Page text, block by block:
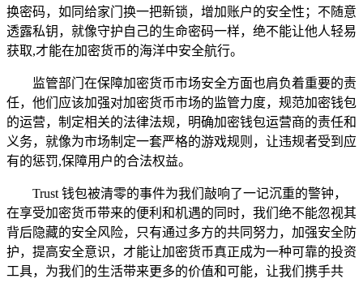
换密码，如同给家门换一把新锁，增加账户的安全性；不随意
透露私钥，就像守护自己的生命密码一样，绝不能让他人轻易
获取,才能在加密货币的海洋中安全航行。
监管部门在保障加密货币市场安全方面也肩负着重要的责
任，他们应该加强对加密货币市场的监管力度，规范加密钱包
的运营，制定相关的法律法规，明确加密钱包运营商的责任和
义务，就像为市场制定一套严格的游戏规则，让违规者受到应
有的惩罚,保障用户的合法权益。
Trust 钱包被清零的事件为我们敲响了一记沉重的警钟，
在享受加密货币带来的便利和机遇的同时，我们绝不能忽视其
背后隐藏的安全风险，只有通过多方的共同努力，加强安全防
护，提高安全意识，才能让加密货币真正成为一种可靠的投资
工具，为我们的生活带来更多的价值和可能，让我们携手共